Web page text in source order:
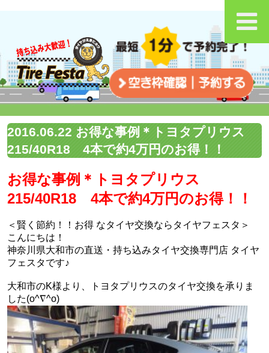
2016.06.22 お得な事例＊トヨタプリウス
215/40R18 4本で約4万円のお得！！
お得な事例＊トヨタプリウス
215/40R18 4本で約4万円のお得！！
＜賢く節約！！お得 なタイヤ交換ならタイヤフェスタ＞
こんにちは！
神奈川県大和市の直送・‪‎持ち込みタイヤ交換専門店‬ タイヤ
フェスタです♪
大和市のK様より、トヨタプリウスのタイヤ交換を承りま
した(o^∇^o)